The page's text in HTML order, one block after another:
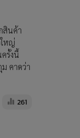
สินค้า
หญ่
รั้งนี้
คาดว่า
261